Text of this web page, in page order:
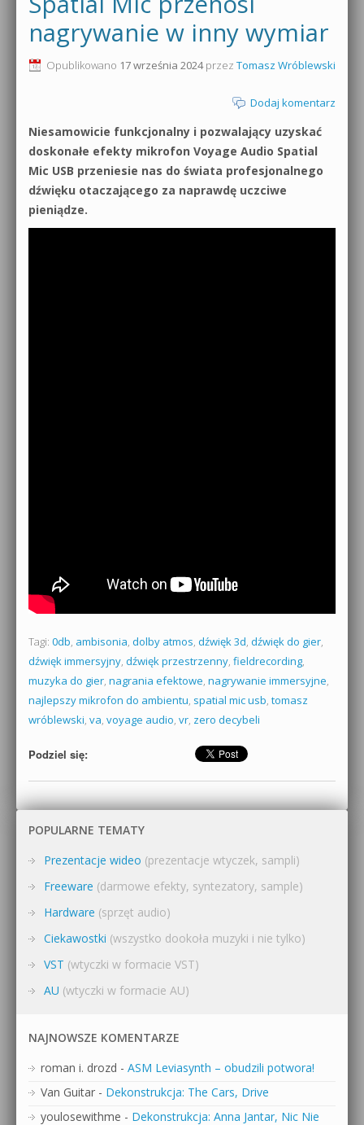
Produkcja muzyczna od podstaw
Sylenth1 od podstaw
Dubstep z syntezatorem Massive
Kontakt 5 Kompendium
Pakiety
0dB.pl - informacje
Newsletter
Archiwum aktualności
Polityka prywatności
Regulamin
nagrywanie w inny wymiar
Opublikowano 17 września 2024przez Tomasz Wróblewski
Dodaj komentarz
Niesamowicie funkcjonalny i pozwalający uzyskać
doskonałe efekty mikrofon Voyage Audio Spatial
Mic USB przeniesie nas do świata profesjonalnego
dźwięku otaczającego za naprawdę uczciwe
pieniądze.
Tagi: 0db, ambisonia, dolby atmos, dźwięk 3d, dźwięk do gier,
dźwięk immersyjny, dźwięk przestrzenny, fieldrecording,
muzyka do gier, nagrania efektowe, nagrywanie immersyjne,
najlepszy mikrofon do ambientu, spatial mic usb, tomasz
wróblewski, va, voyage audio, vr, zero decybeli
Podziel się:
POPULARNE TEMATY
Prezentacje wideo (prezentacje wtyczek, sampli)
Freeware (darmowe efekty, syntezatory, sample)
Hardware (sprzęt audio)
Ciekawostki (wszystko dookoła muzyki i nie tylko)
VST (wtyczki w formacie VST)
AU (wtyczki w formacie AU)
NAJNOWSZE KOMENTARZE
roman i. drozd - ASM Leviasynth – obudzili potwora!
Van Guitar - Dekonstrukcja: The Cars, Drive
youlosewithme - Dekonstrukcja: Anna Jantar, Nic Nie